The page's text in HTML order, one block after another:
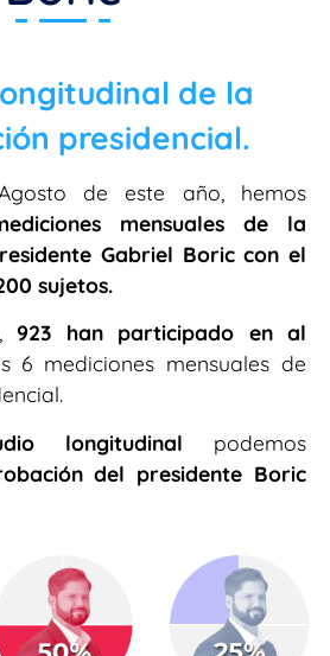
de la
presidencial.
de este año, hemos
mensuales de la
Gabriel Boric con el
sujetos.
923 han participado en al
6 mediciones mensuales de
longitudinal podemos
del presidente Boric